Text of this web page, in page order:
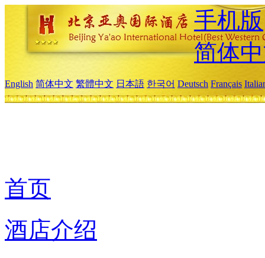
手机版
简体
English 简体中文 繁體中文 日本語 한국어 Deutsch Français
首页
酒店介绍